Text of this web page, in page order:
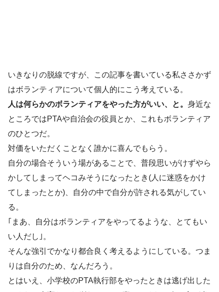
いきなりの脱線ですが、この記事を書いている私ささかず
はボランティアについて個人的にこう考えている。
人は何らかのボランティアをやった方がいい、と。 身近な
ところではPTAや自治会の役員とか、これもボランティア
のひとつだ。
対価をいただくことなく誰かに喜んでもらう。
自分の場合そういう場があることで、普段思いがけずやら
かしてしまってヘコみそうになったとき(人に迷惑をかけ
てしまったとか)、自分の中で自分が許される気がしてい
る。
｢まあ、自分はボランティアをやってるような、とてもい
い人だし｣。
そんな強引でかなり都合良く考えるようにしている。つま
りは自分のため、なんだろう。
とはいえ、小学校のPTA執行部をやったときは逃げ出した